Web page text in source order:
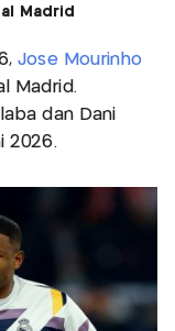
Madrid
Jose Mourinho
Madrid.
dan Dani
2026.